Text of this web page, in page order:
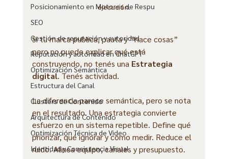
Posicionamiento en Motores de Respu
SEO
Gestión de reputación y autoridad
Reputación y autoridad en ChatGPT
Optimización Semántica
Estructura del Canal
Clusters de Contenido
Arquitectura de Contenido
Optimización Técnica de Video
Identidad y Consistencia Visual
ejecución.
Si tu marca publica, pauta y “hace cosas”
pero no puede explicar qué está
construyendo, no tenés una Estrategia
digital. Tenés actividad.
La diferencia parece semántica, pero se nota
en el resultado. Una estrategia convierte
esfuerzo en un sistema repetible. Define qué
priorizar, qué ignorar y cómo medir. Reduce el
ruido. Alinea equipo, canales y presupuesto.